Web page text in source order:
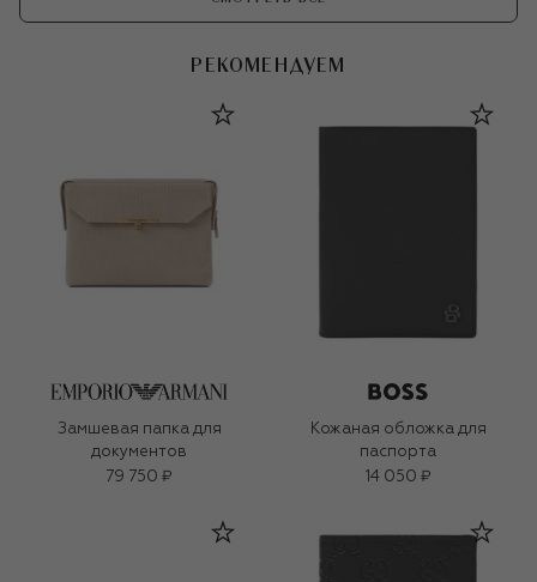
РЕКОМЕНДУЕМ
Замшевая папка для
документов
79 750 ₽
Кожаная обложка для
паспорта
14 050 ₽